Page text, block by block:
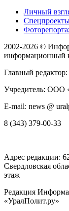
Личный
2002-2026 ©
информационный
Главный
Учредитель: ООО
E-mail: news @
8 (343) 379-00-33
Адрес редакции:
Свердловская
этаж
Редакция
«УралПолит.ру»